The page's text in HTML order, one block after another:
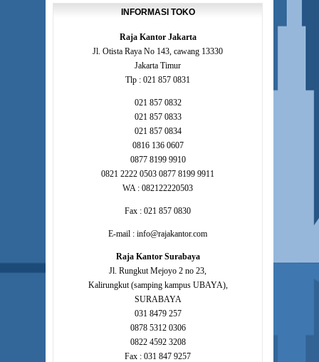
INFORMASI TOKO
Raja Kantor Jakarta
Jl. Otista Raya No 143, cawang 13330
Jakarta Timur
Tlp : 021 857 0831
021 857 0832
021 857 0833
021 857 0834
0816 136 0607
0877 8199 9910
0821 2222 0503 0877 8199 9911
WA : 082122220503
Fax : 021 857 0830
E-mail : info@rajakantor.com
Raja Kantor Surabaya
Jl. Rungkut Mejoyo 2 no 23,
Kalirungkut (samping kampus UBAYA),
SURABAYA
031 8479 257
0878 5312 0306
0822 4592 3208
Fax : 031 847 9257